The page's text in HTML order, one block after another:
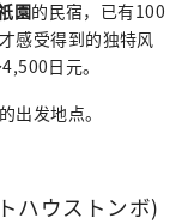
園的民宿，已有100
感受得到的独特风
日元。
出发地点。
ハウストンボ)